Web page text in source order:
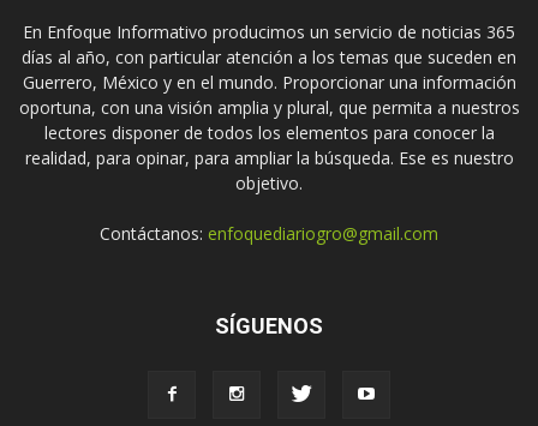
En Enfoque Informativo producimos un servicio de noticias 365
días al año, con particular atención a los temas que suceden en
Guerrero, México y en el mundo. Proporcionar una información
oportuna, con una visión amplia y plural, que permita a nuestros
lectores disponer de todos los elementos para conocer la
realidad, para opinar, para ampliar la búsqueda. Ese es nuestro
objetivo.
Contáctanos: enfoquediariogro@gmail.com
SÍGUENOS